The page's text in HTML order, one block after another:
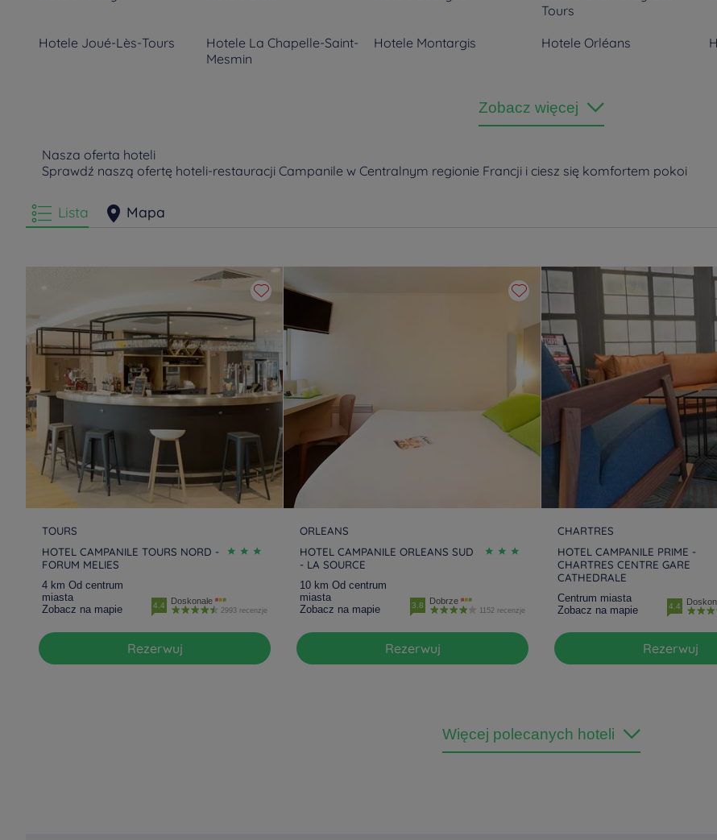
Tours
Hotele Joué-Lès-Tours Hotele La Chapelle-Saint-
Mesmin
Hotele Montargis Hotele Orléans
Zobacz więcej
Nasza oferta hoteli
Sprawdź naszą ofertę hoteli-restauracji Campanile w Centralnym regionie Francji i ciesz się komfortem pokoi
Lista Mapa
TOURS
HOTEL CAMPANILE TOURS NORD -
FORUM MELIES
4 km Od centrum
miasta
Zobacz na mapie
4.4 Doskonale
2993 recenzje
Rezerwuj
ORLEANS
HOTEL CAMPANILE ORLEANS SUD
- LA SOURCE
10 km Od centrum
miasta
Zobacz na mapie
3.8 Dobrze
1152 recenzje
Rezerwuj
CHARTRES
HOTEL CAMPANILE PRIME -
CHARTRES CENTRE GARE
CATHEDRALE
Centrum miasta
Zobacz na mapie
4.4
Rezerwuj
Więcej polecanych hoteli